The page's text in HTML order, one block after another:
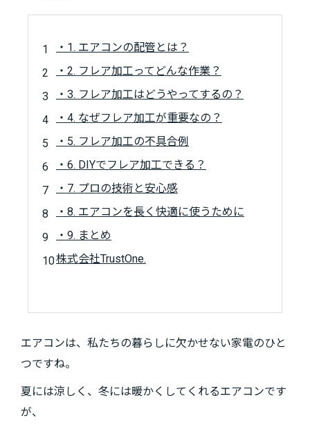
・1. エアコンの配管とは？
・2. フレア加工ってどんな作業？
・3. フレア加工はどうやってするの？
・4. なぜフレア加工が重要なの？
・5. フレア加工の不具合例
・6. DIYでフレア加工できる？
・7. プロの技術と安心感
・8. エアコンを長く快適に使うために
・9. まとめ
株式会社TrustOne.
エアコンは、私たちの暮らしに欠かせない家電のひと
つですね。
夏には涼しく、冬には暖かくしてくれるエアコンです
が、